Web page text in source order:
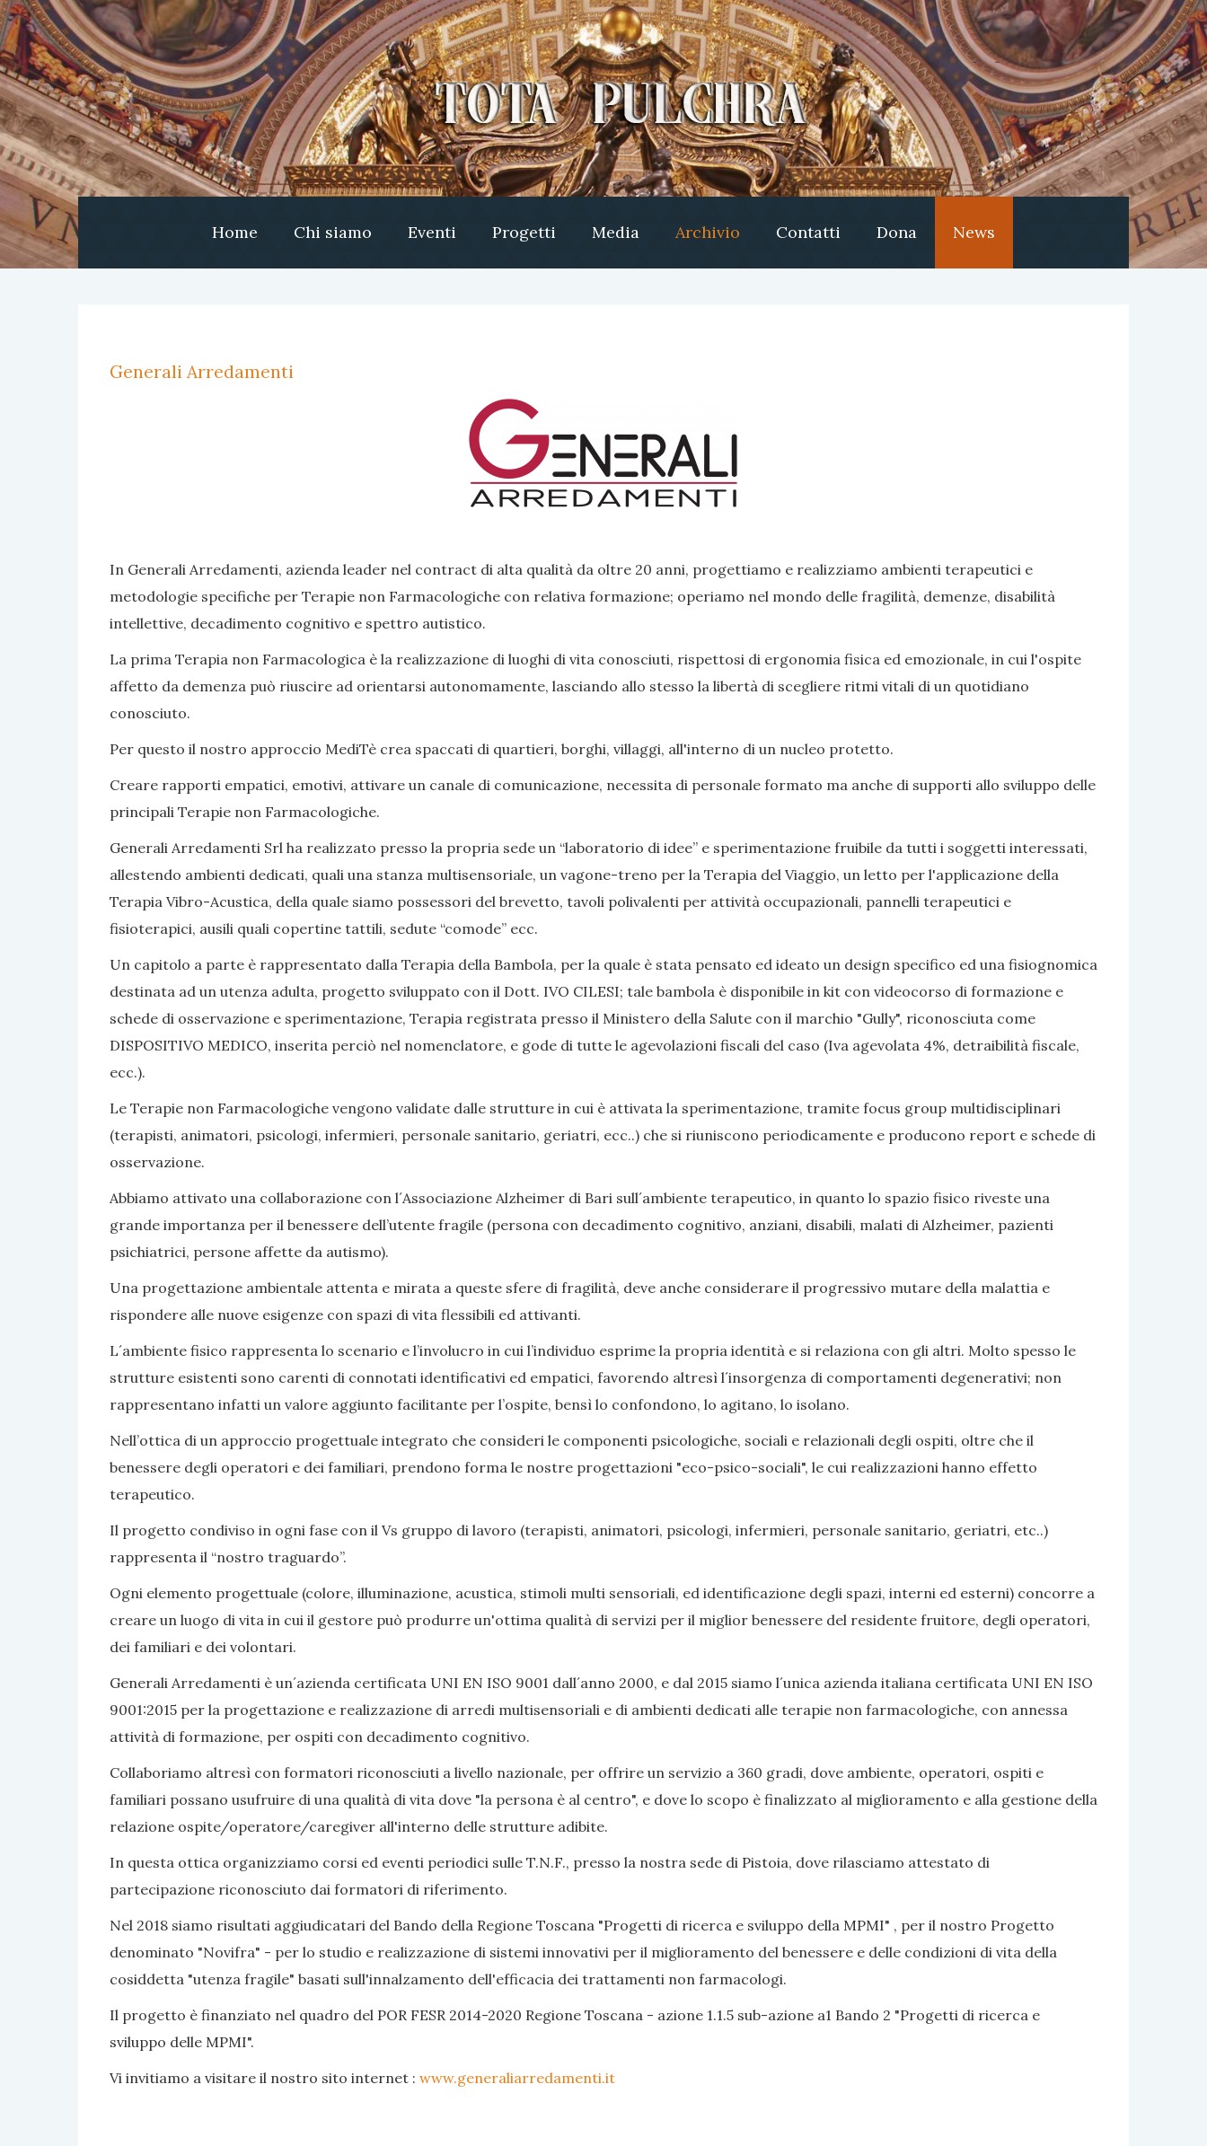
Home Chi siamo Eventi Progetti Media Archivio Contatti Dona News
Generali Arredamenti
In Generali Arredamenti, azienda leader nel contract di alta qualità da oltre 20 anni, progettiamo e realizziamo ambienti terapeutici e
metodologie specifiche per Terapie non Farmacologiche con relativa formazione; operiamo nel mondo delle fragilità, demenze, disabilità
intellettive, decadimento cognitivo e spettro autistico.
La prima Terapia non Farmacologica è la realizzazione di luoghi di vita conosciuti, rispettosi di ergonomia fisica ed emozionale, in cui l'ospite
affetto da demenza può riuscire ad orientarsi autonomamente, lasciando allo stesso la libertà di scegliere ritmi vitali di un quotidiano
conosciuto.
Per questo il nostro approccio MediTè crea spaccati di quartieri, borghi, villaggi, all'interno di un nucleo protetto.
Creare rapporti empatici, emotivi, attivare un canale di comunicazione, necessita di personale formato ma anche di supporti allo sviluppo delle
principali Terapie non Farmacologiche.
Generali Arredamenti Srl ha realizzato presso la propria sede un “laboratorio di idee” e sperimentazione fruibile da tutti i soggetti interessati,
allestendo ambienti dedicati, quali una stanza multisensoriale, un vagone-treno per la Terapia del Viaggio, un letto per l'applicazione della
Terapia Vibro-Acustica, della quale siamo possessori del brevetto, tavoli polivalenti per attività occupazionali, pannelli terapeutici e
fisioterapici, ausili quali copertine tattili, sedute “comode” ecc.
Un capitolo a parte è rappresentato dalla Terapia della Bambola, per la quale è stata pensato ed ideato un design specifico ed una fisiognomica
destinata ad un utenza adulta, progetto sviluppato con il Dott. IVO CILESI; tale bambola è disponibile in kit con videocorso di formazione e
schede di osservazione e sperimentazione, Terapia registrata presso il Ministero della Salute con il marchio "Gully", riconosciuta come
DISPOSITIVO MEDICO, inserita perciò nel nomenclatore, e gode di tutte le agevolazioni fiscali del caso (Iva agevolata 4%, detraibilità fiscale,
ecc.).
Le Terapie non Farmacologiche vengono validate dalle strutture in cui è attivata la sperimentazione, tramite focus group multidisciplinari
(terapisti, animatori, psicologi, infermieri, personale sanitario, geriatri, ecc..) che si riuniscono periodicamente e producono report e schede di
osservazione.
Abbiamo attivato una collaborazione con l´Associazione Alzheimer di Bari sull´ambiente terapeutico, in quanto lo spazio fisico riveste una
grande importanza per il benessere dell’utente fragile (persona con decadimento cognitivo, anziani, disabili, malati di Alzheimer, pazienti
psichiatrici, persone affette da autismo).
Una progettazione ambientale attenta e mirata a queste sfere di fragilità, deve anche considerare il progressivo mutare della malattia e
rispondere alle nuove esigenze con spazi di vita flessibili ed attivanti.
L´ambiente fisico rappresenta lo scenario e l’involucro in cui l’individuo esprime la propria identità e si relaziona con gli altri. Molto spesso le
strutture esistenti sono carenti di connotati identificativi ed empatici, favorendo altresì l´insorgenza di comportamenti degenerativi; non
rappresentano infatti un valore aggiunto facilitante per l’ospite, bensì lo confondono, lo agitano, lo isolano.
Nell’ottica di un approccio progettuale integrato che consideri le componenti psicologiche, sociali e relazionali degli ospiti, oltre che il
benessere degli operatori e dei familiari, prendono forma le nostre progettazioni "eco-psico-sociali", le cui realizzazioni hanno effetto
terapeutico.
Il progetto condiviso in ogni fase con il Vs gruppo di lavoro (terapisti, animatori, psicologi, infermieri, personale sanitario, geriatri, etc..)
rappresenta il “nostro traguardo”.
Ogni elemento progettuale (colore, illuminazione, acustica, stimoli multi sensoriali, ed identificazione degli spazi, interni ed esterni) concorre a
creare un luogo di vita in cui il gestore può produrre un'ottima qualità di servizi per il miglior benessere del residente fruitore, degli operatori,
dei familiari e dei volontari.
Generali Arredamenti è un´azienda certificata UNI EN ISO 9001 dall´anno 2000, e dal 2015 siamo l´unica azienda italiana certificata UNI EN ISO
9001:2015 per la progettazione e realizzazione di arredi multisensoriali e di ambienti dedicati alle terapie non farmacologiche, con annessa
attività di formazione, per ospiti con decadimento cognitivo.
Collaboriamo altresì con formatori riconosciuti a livello nazionale, per offrire un servizio a 360 gradi, dove ambiente, operatori, ospiti e
familiari possano usufruire di una qualità di vita dove "la persona è al centro", e dove lo scopo è finalizzato al miglioramento e alla gestione della
relazione ospite/operatore/caregiver all'interno delle strutture adibite.
In questa ottica organizziamo corsi ed eventi periodici sulle T.N.F., presso la nostra sede di Pistoia, dove rilasciamo attestato di
partecipazione riconosciuto dai formatori di riferimento.
Nel 2018 siamo risultati aggiudicatari del Bando della Regione Toscana "Progetti di ricerca e sviluppo della MPMI" , per il nostro Progetto
denominato "Novifra" - per lo studio e realizzazione di sistemi innovativi per il miglioramento del benessere e delle condizioni di vita della
cosiddetta "utenza fragile" basati sull'innalzamento dell'efficacia dei trattamenti non farmacologi.
Il progetto è finanziato nel quadro del POR FESR 2014-2020 Regione Toscana - azione 1.1.5 sub-azione a1 Bando 2 "Progetti di ricerca e
sviluppo delle MPMI".
Vi invitiamo a visitare il nostro sito internet : www.generaliarredamenti.it